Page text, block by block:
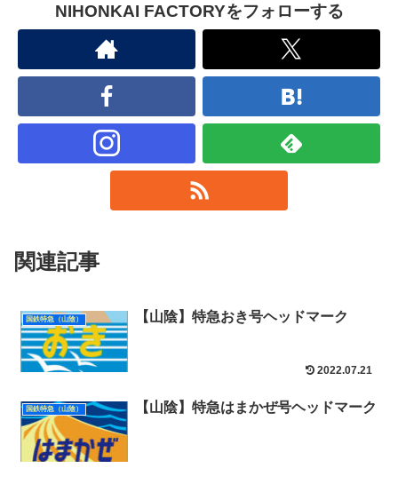
NIHONKAI FACTORYをフォローする
関連記事
国鉄特急（山陰） 【山陰】特急おき号ヘッドマーク
2022.07.21
国鉄特急（山陰） 【山陰】特急はまかぜ号ヘッドマーク